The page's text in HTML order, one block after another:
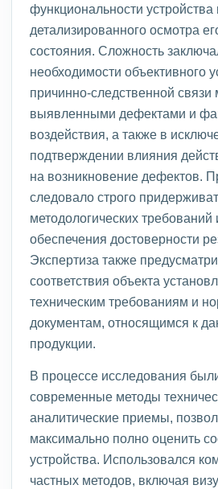
функциональности устройства
детализированного осмотра
состояния. Сложность
необходимости объективного
причинно-следственной связи
выявленными дефектами и
воздействия, а также в
подтверждении влияния
на возникновение дефектов.
следовало строго
методологических требований
обеспечения достоверности
Экспертиза также
соответствия объекта
техническим требованиям и
документам, относящимся к
продукции.
В процессе исследования
современные методы
аналитические приемы,
максимально полно оценить
устройства. Использовался
частных методов, включая